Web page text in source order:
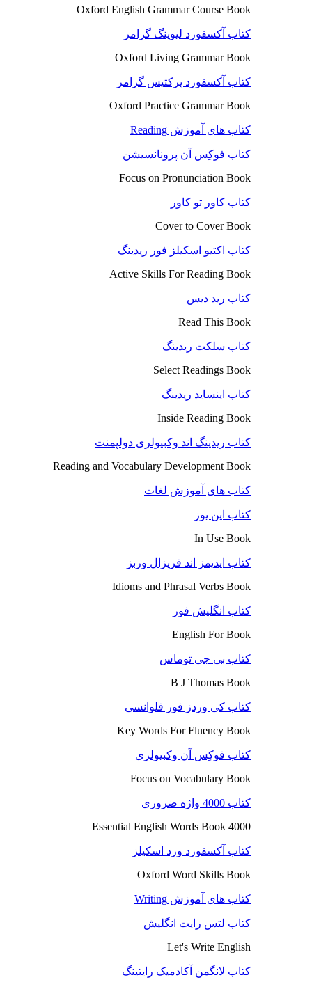
Oxford English Grammar Course Book
کتاب آکسفورد لیوینگ گرامر
Oxford Living Grammar Book
کتاب آکسفورد پرکتیس گرامر
Oxford Practice Grammar Book
کتاب های آموزش Reading
کتاب فوکِس آن پرونانسیشن
Focus on Pronunciation Book
کتاب کاور تو کاور
Cover to Cover Book
کتاب اکتیو اسکیلز فور ریدینگ
Active Skills For Reading Book
کتاب رید دیس
Read This Book
کتاب سلکت ریدینگ
Select Readings Book
کتاب اینساید ریدینگ
Inside Reading Book
کتاب ریدینگ اند وکبیولری دولپمنت
Reading and Vocabulary Development Book
کتاب های آموزش لغات
کتاب این یوز
In Use Book
کتاب ایدیمز اند فریزال وربز
Idioms and Phrasal Verbs Book
کتاب انگلیش فور
English For Book
کتاب بی جی توماس
B J Thomas Book
کتاب کی وردز فور فلوانسی
Key Words For Fluency Book
کتاب فوکِس آن وکبیولری
Focus on Vocabulary Book
کتاب 4000 واژه ضروری
4000 Essential English Words Book
کتاب آکسفورد ورد اسکیلز
Oxford Word Skills Book
کتاب های آموزش Writing
کتاب لتس رایت انگلیش
Let's Write English
کتاب لانگمن آکادمیک رایتینگ